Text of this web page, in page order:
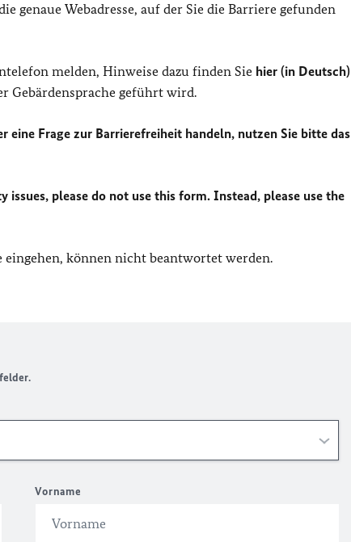
genaue Webadresse, auf der Sie die Barriere gefunden
melden, Hinweise dazu finden Sie hier (in Deutsch)
Gebärdensprache geführt wird.
Frage zur Barrierefreiheit handeln, nutzen Sie bitte das
please do not use this form. Instead, please use the
können nicht beantwortet werden.
Vorname